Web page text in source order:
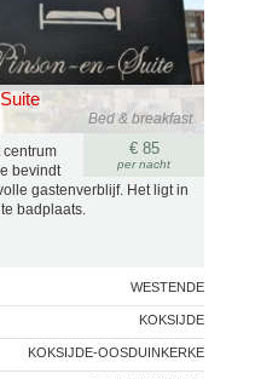
Bed & breakfast
€ 85
per nacht
centrum
bevindt
gastenverblijf. Het ligt in
badplaats.
WESTENDE
KOKSIJDE
KOKSIJDE-OOSDUINKERKE